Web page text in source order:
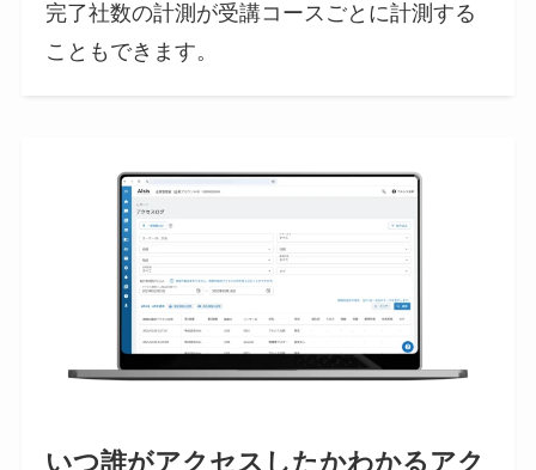
完了社数の計測が受講コースごとに計測する
こともできます。
いつ誰がアクセスしたかわかるアク